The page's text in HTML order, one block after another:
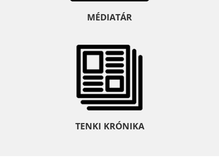
MÉDIATÁR
TENKI KRÓNIKA